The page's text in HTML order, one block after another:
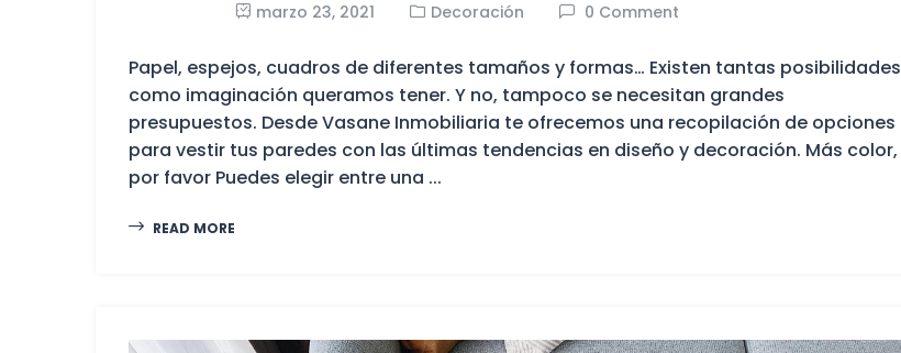
marzo 23, 2021 Decoración 0 Comment
Papel, espejos, cuadros de diferentes tamaños y formas… Existen tantas posibilidades
como imaginación queramos tener. Y no, tampoco se necesitan grandes
presupuestos. Desde Vasane Inmobiliaria te ofrecemos una recopilación de opciones
para vestir tus paredes con las últimas tendencias en diseño y decoración. Más color,
por favor Puedes elegir entre una ...
READ MORE